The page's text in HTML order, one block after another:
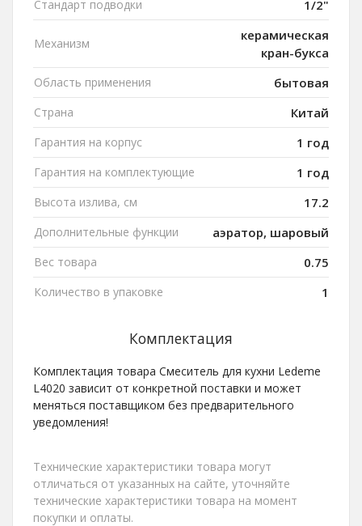
Стандарт подводки 1/2"
Механизм
керамическая
кран-букса
Область применения бытовая
Страна Китай
Гарантия на корпус 1 год
Гарантия на комплектующие 1 год
Высота излива, см 17.2
Дополнительные функции аэратор, шаровый
Вес товара 0.75
Количество в упаковке 1
Комплектация
Комплектация товара Смеситель для кухни Ledeme
L4020 зависит от конкретной поставки и может
меняться поставщиком без предварительного
уведомления!
Технические характеристики товара могут
отличаться от указанных на сайте, уточняйте
технические характеристики товара на момент
покупки и оплаты.